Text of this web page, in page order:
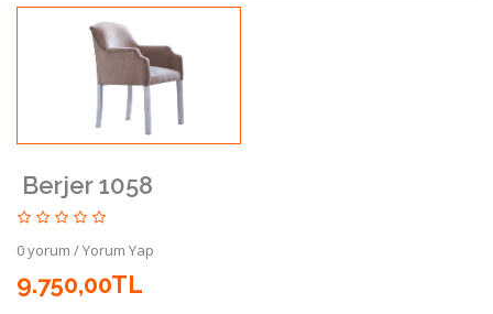
Berjer 1058
0 yorum /Yorum Yap
9.750,00TL